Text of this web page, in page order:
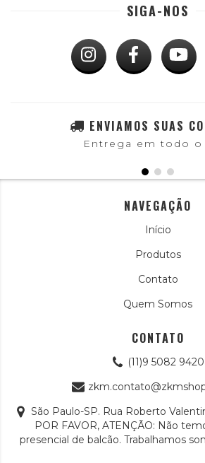
SIGA-NOS
ENVIAMOS SUAS
Entrega em todo o
NAVEGAÇÃO
Início
Produtos
Contato
Quem Somos
CONTATO
(11)9 5082 9420
São Paulo-SP. Rua Roberto
POR FAVOR, ATENÇÃO: Não
presencial de balcão. Trabalhamos